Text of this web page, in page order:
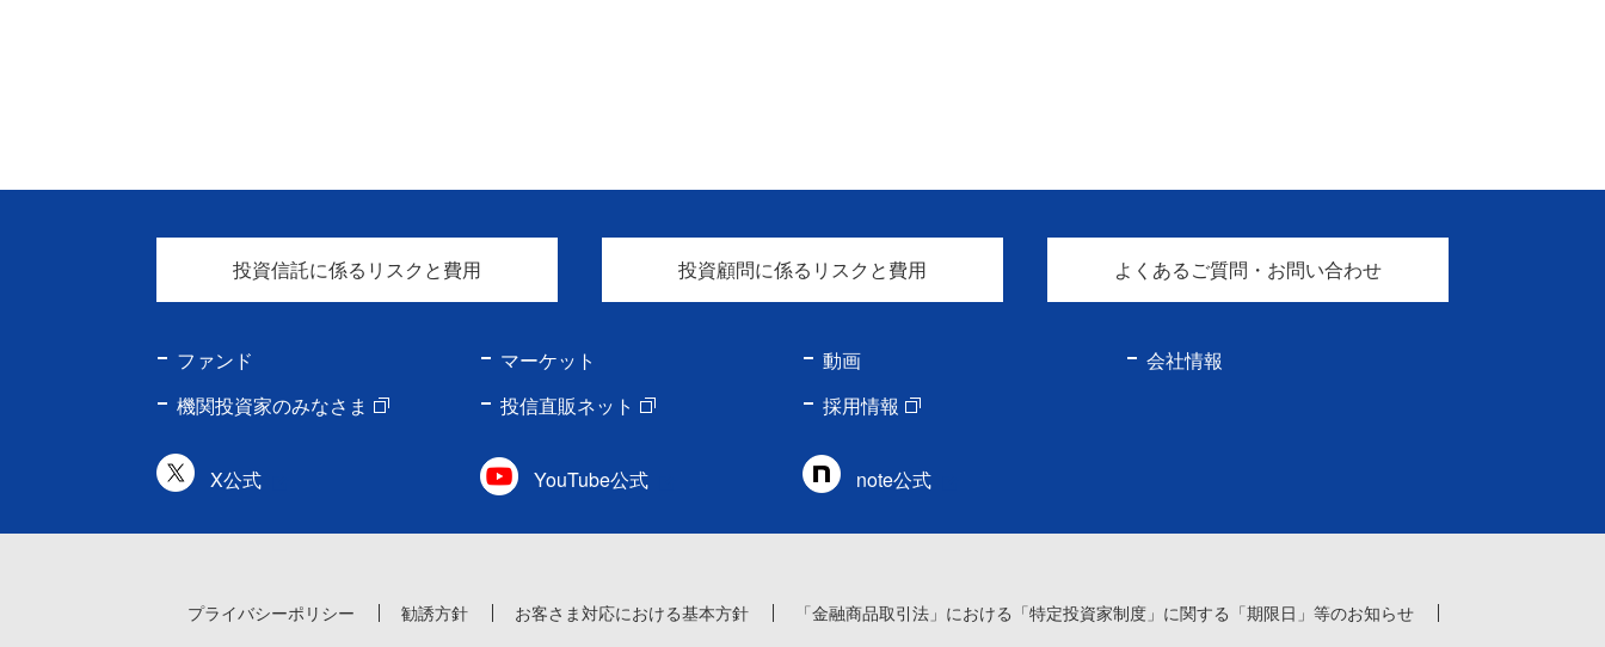
投資信託に係るリスクと費用 投資顧問に係るリスクと費用 よくあるご質問・お問い合わせ
ファンド マーケット 動画
会社情報
機関投資家のみなさま
投信直販ネット 採用情報
X公式 YouTube公式 note公式
プライバシーポリシー 勧誘方針 お客さま対応における基本方針 「金融商品取引法」における「特定投資家制度」に関する「期限日」等のお知らせ